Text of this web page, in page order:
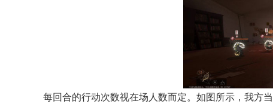
每回合的行动次数视在场人数而定。如图所示，我方